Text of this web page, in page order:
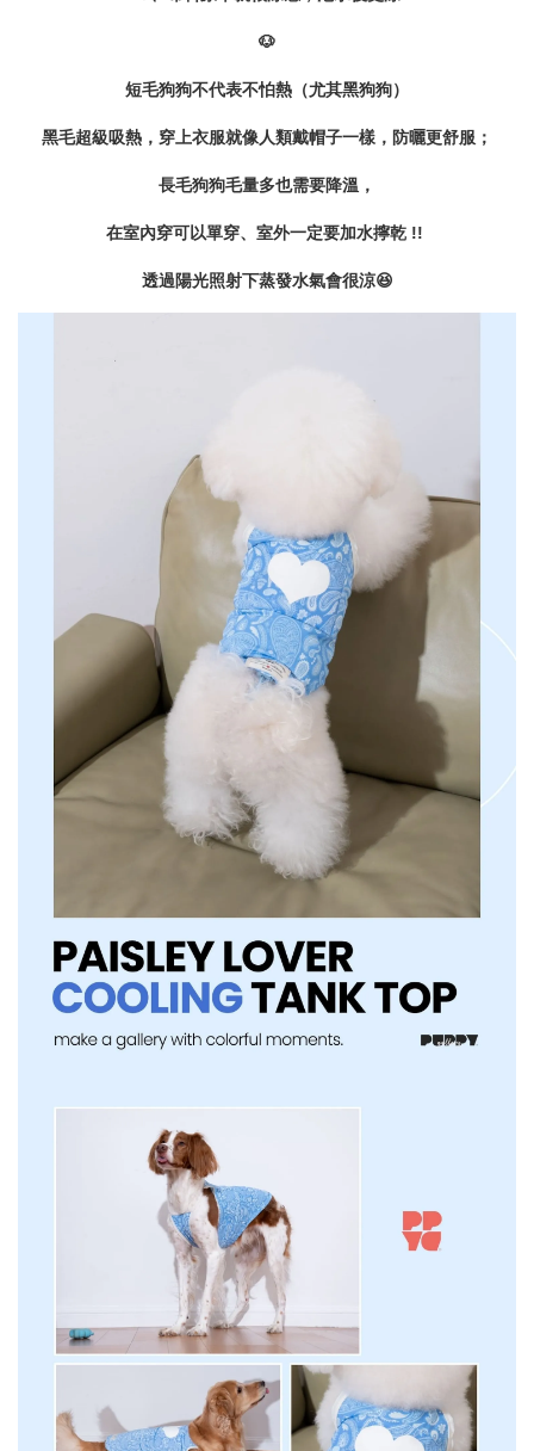
🐶
短毛狗狗不代表不怕熱（尤其黑狗狗）
黑毛超級吸熱，穿上衣服就像人類戴帽子一樣，防曬更舒服；
長毛狗狗毛量多也需要降溫，
在室內穿可以單穿、室外一定要加水擰乾 !!
透過陽光照射下蒸發水氣會很涼😆